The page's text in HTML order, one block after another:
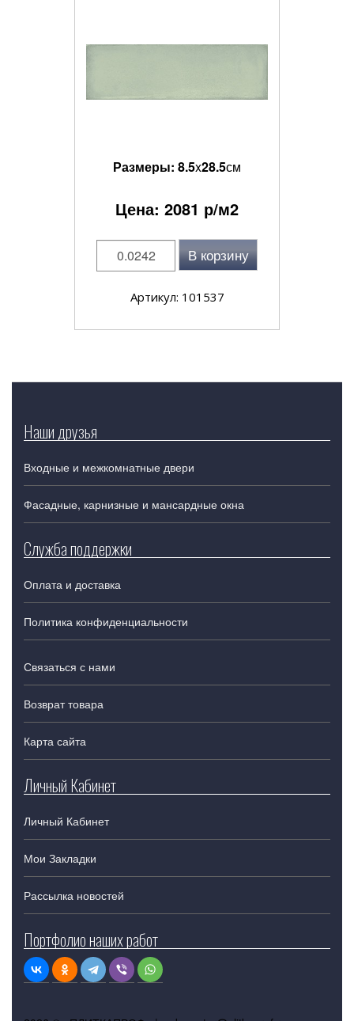
Размеры: 8.5x28.5см
Цена: 2081 р/м2
В корзину
Артикул: 101537
Наши друзья
Входные и межкомнатные двери
Фасадные, карнизные и мансардные окна
Служба поддержки
Оплата и доставка
Политика конфиденциальности
Связаться с нами
Возврат товара
Карта сайта
Личный Кабинет
Личный Кабинет
Мои Закладки
Рассылка новостей
Портфолио наших работ